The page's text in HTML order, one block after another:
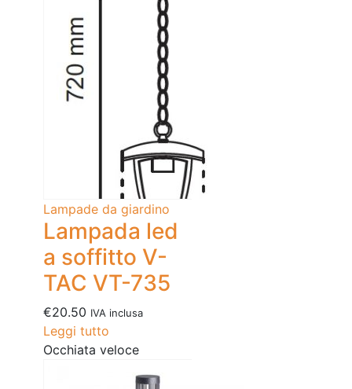
Lampade da giardino
Lampada led
a soffitto V-
TAC VT-735
€20.50 IVA inclusa
Leggi tutto
Occhiata veloce